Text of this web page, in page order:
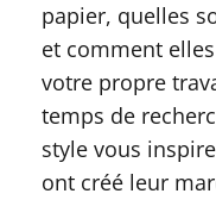
papier, quelles
et comment
votre propre
temps de
style vous
ont créé leur